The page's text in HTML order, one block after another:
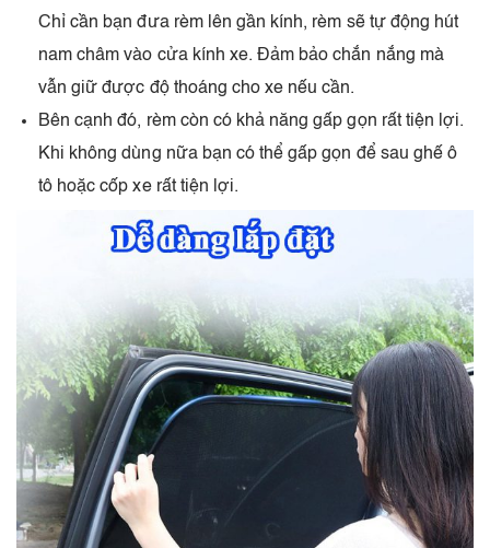
Chỉ cần bạn đưa rèm lên gần kính, rèm sẽ tự động hút
nam châm vào cửa kính xe. Đảm bảo chắn nắng mà
vẫn giữ được độ thoáng cho xe nếu cần.
Bên cạnh đó, rèm còn có khả năng gấp gọn rất tiện lợi.
Khi không dùng nữa bạn có thể gấp gọn để sau ghế ô
tô hoặc cốp xe rất tiện lợi.